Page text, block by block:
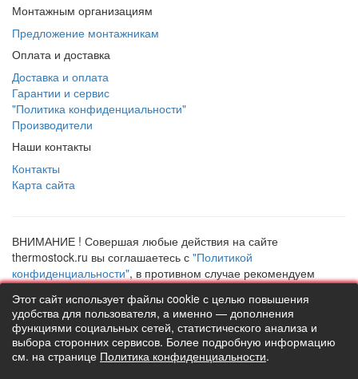
Монтажным организациям
Предложение монтажникам
Оплата и доставка
Доставка и оплата
Гарантии и сервис
"Политика конфиденциальности"
Производители
Наши контакты
Контакты
Карта сайта
ВНИМАНИЕ ! Совершая любые действия на сайте
thermostock.ru вы соглашаетесь с "Политикой
конфиденциальности", в противном случае рекомендуем
данном сайте в ознакомительных целях и не являются
публичной офертой ни при каких обстоятельствах!
ТермоСток - все для отопления и водоснабжения © 2026
Этот сайт использует файлы cookie с целью повышения
удобства для пользователя, а именно — дополнения
функциями социальных сетей, статистического анализа и
выбора сторонних сервисов. Более подробную информацию
см. на странице Политика конфиденциальности.